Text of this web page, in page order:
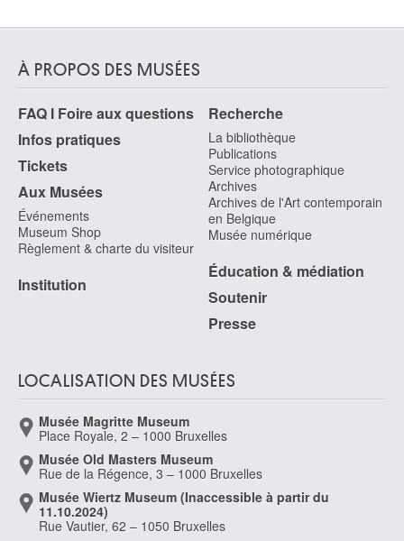
À PROPOS DES MUSÉES
FAQ I Foire aux questions
Infos pratiques
Tickets
Aux Musées
Événements
Museum Shop
Règlement & charte du visiteur
Institution
Recherche
La bibliothèque
Publications
Service photographique
Archives
Archives de l'Art contemporain
en Belgique
Musée numérique
Éducation & médiation
Soutenir
Presse
LOCALISATION DES MUSÉES
Musée Magritte Museum
Place Royale, 2 – 1000 Bruxelles
Musée Old Masters Museum
Rue de la Régence, 3 – 1000 Bruxelles
Musée Wiertz Museum (Inaccessible à partir du
11.10.2024)
Rue Vautier, 62 – 1050 Bruxelles